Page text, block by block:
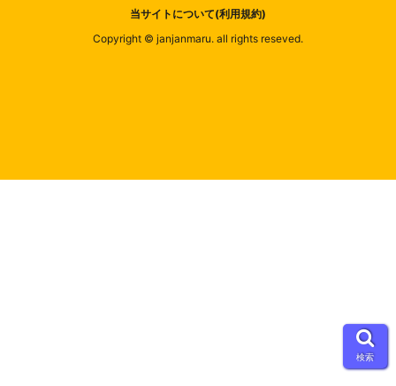
当サイトについて(利用規約)
Copyright © janjanmaru. all rights reseved.
検索